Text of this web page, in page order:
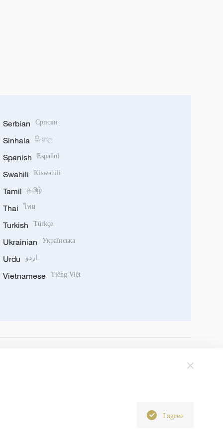
Serbian Српски
Sinhala සිංහල
Spanish Español
Swahili Kiswahili
Tamil தமிழ்
Thai ไทย
Turkish Türkçe
Ukrainian Українська
Urdu اردو
Vietnamese Tiếng Việt
I agree